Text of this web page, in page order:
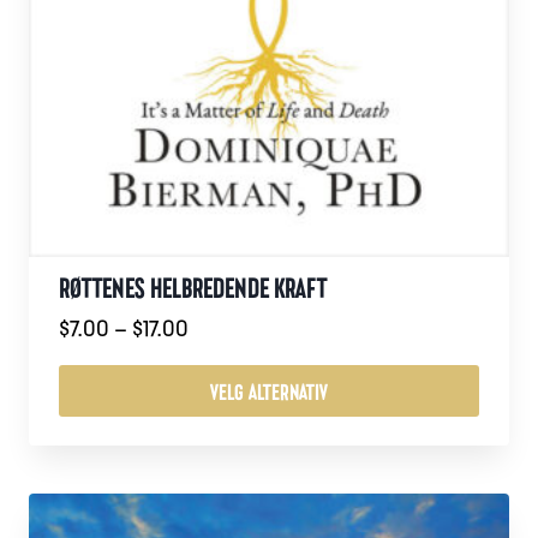
RØTTENES HELBREDENDE KRAFT
$7.00 – $17.00Prisområde:
$17.00
VELG ALTERNATIV
har
flere